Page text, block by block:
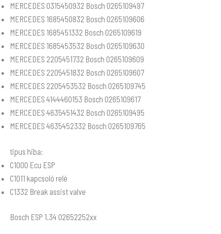
MERCEDES 0315450932 Bosch 0265109497
MERCEDES 1685450832 Bosch 0265109606
MERCEDES 1685451332 Bosch 0265109619
MERCEDES 1685453532 Bosch 0265109630
MERCEDES 2205451732 Bosch 0265109609
MERCEDES 2205451832 Bosch 0265109607
MERCEDES 2205453532 Bosch 0265109745
MERCEDES 4144460153 Bosch 0265109617
MERCEDES 4635451432 Bosch 0265109495
MERCEDES 4635452332 Bosch 0265109765
tipus hiba:
C1000 Ecu ESP
C1011 kapcsoló relé
C1332 Break assist valve
Bosch ESP 1.34 02652252xx